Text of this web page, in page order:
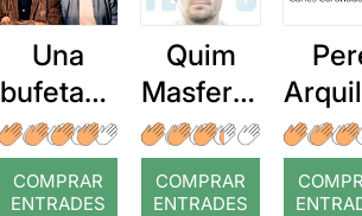
Una
bufetada
a temps
COMPRAR
ENTRADES
Quim
Masferre
r: Temps
COMPRAR
ENTRADES
: